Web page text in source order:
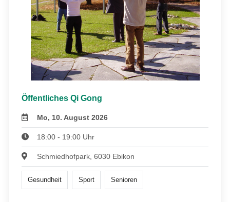
Öffentliches Qi Gong
Mo, 10. August 2026
18:00 - 19:00 Uhr
Schmiedhofpark, 6030 Ebikon
Gesundheit Sport Senioren